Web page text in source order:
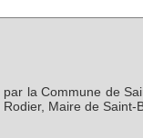
la Commune de
Maire de Saint-